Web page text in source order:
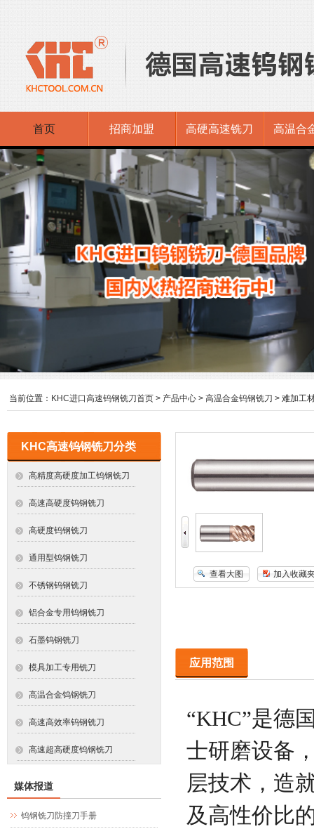
首页 招商加盟 高硬高速铣刀 高温合
当前位置： KHC进口高速钨钢铣刀首页 > 产品中心 > 高温合金钨钢铣刀 > 难加工
KHC高速钨钢铣刀分类
高精度高硬度加工钨钢铣刀
高速高硬度钨钢铣刀
高硬度钨钢铣刀
通用型钨钢铣刀
不锈钢钨钢铣刀
铝合金专用钨钢铣刀
石墨钨钢铣刀
模具加工专用铣刀
高温合金钨钢铣刀
高速高效率钨钢铣刀
高速超高硬度钨钢铣刀
媒体报道
钨钢铣刀防撞刀手册
查看大图 加入收藏
应用范围
“KHC”是德
士研磨设备
层技术，造
及高性价比